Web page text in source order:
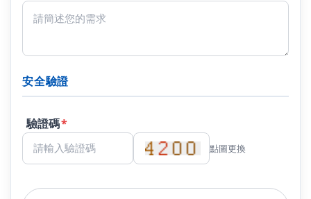
安全驗證
驗證碼*
點圖更換